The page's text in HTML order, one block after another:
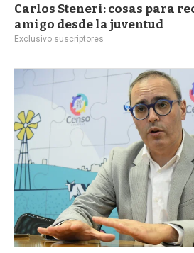
Carlos Steneri: cosas para
amigo desde la juventud
Exclusivo suscriptores